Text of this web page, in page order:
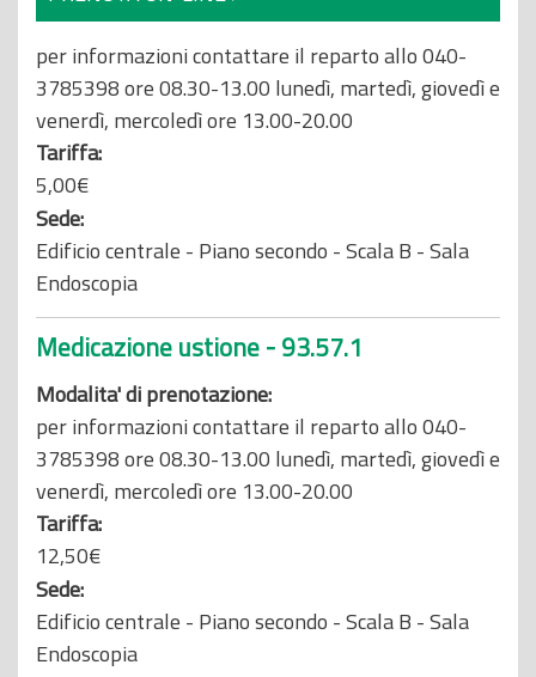
per informazioni contattare il reparto allo 040-
3785398 ore 08.30-13.00 lunedì, martedì, giovedì e
venerdì, mercoledì ore 13.00-20.00
Tariffa:
5,00€
Sede:
Edificio centrale - Piano secondo - Scala B - Sala
Endoscopia
Medicazione ustione - 93.57.1
Modalita' di prenotazione:
per informazioni contattare il reparto allo 040-
3785398 ore 08.30-13.00 lunedì, martedì, giovedì e
venerdì, mercoledì ore 13.00-20.00
Tariffa:
12,50€
Sede:
Edificio centrale - Piano secondo - Scala B - Sala
Endoscopia